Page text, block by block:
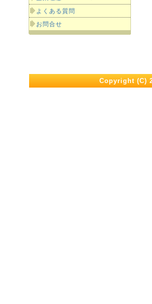
よくある質問
お問合せ
Copyright (C)